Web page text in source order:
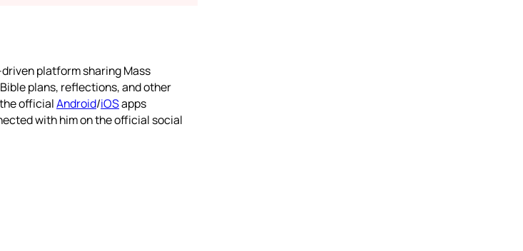
platform sharing Mass
plans, reflections, and other
officialAndroid/iOSapps
with him on the official social